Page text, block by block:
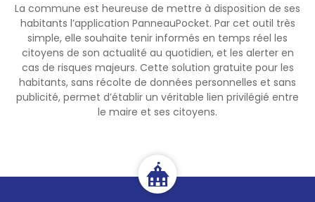
La commune est heureuse de mettre à disposition de ses
habitants l’application PanneauPocket. Par cet outil très
simple, elle souhaite tenir informés en temps réel les
citoyens de son actualité au quotidien, et les alerter en
cas de risques majeurs. Cette solution gratuite pour les
habitants, sans récolte de données personnelles et sans
publicité, permet d’établir un véritable lien privilégié entre
le maire et ses citoyens.